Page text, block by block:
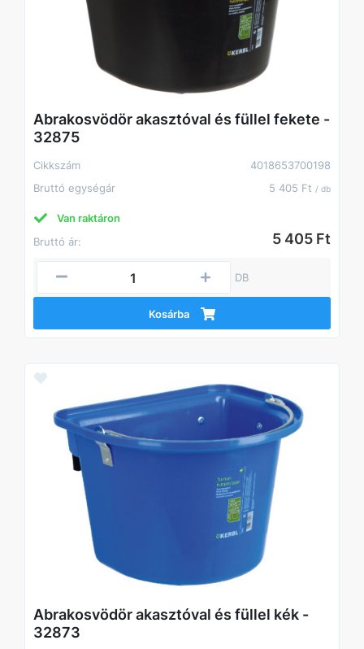
Abrakosvödör akasztóval és füllel fekete -
32875
Cikkszám
4018653700198
Bruttó egységár
5 405 Ft / db
Van raktáron
Bruttó ár:
5 405 Ft
DB
Kosárba
Abrakosvödör akasztóval és füllel kék -
32873